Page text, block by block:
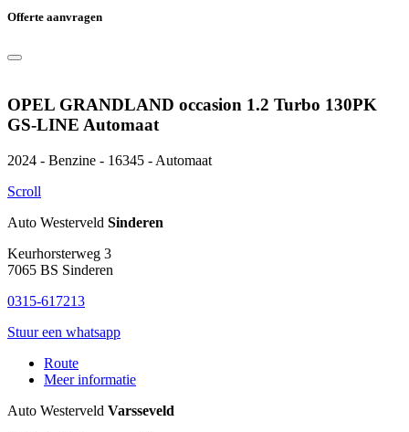
Offerte aanvragen
OPEL GRANDLAND occasion 1.2 Turbo 130PK
GS-LINE Automaat
2024 - Benzine - 16345 - Automaat
Scroll
Auto Westerveld Sinderen
Keurhorsterweg 3
7065 BS Sinderen
0315-617213
Stuur een whatsapp
Route
Meer informatie
Auto Westerveld Varsseveld